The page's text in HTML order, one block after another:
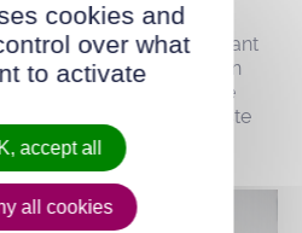
quelques années, je
c’est un truc important
par semaine en
à cet évènement, je
d’être sportif, il faut juste
personnes.
cookies and
over what
to activate
accept all
all cookies